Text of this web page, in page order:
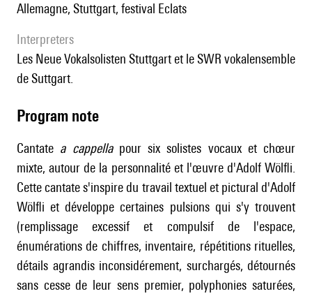
Allemagne, Stuttgart, festival Eclats
interpreters
les Neue Vokalsolisten Stuttgart et le SWR vokalensemble
de Suttgart.
Program note
Cantate a cappellapour six solistes vocaux et chœur
mixte, autour de la personnalité et l'œuvre d'Adolf Wölfli.
Cette cantate s'inspire du travail textuel et pictural d'Adolf
Wölfli et développe certaines pulsions qui s'y trouvent
(remplissage excessif et compulsif de l'espace,
énumérations de chiffres, inventaire, répétitions rituelles,
détails agrandis inconsidérement, surchargés, détournés
sans cesse de leur sens premier, polyphonies saturées,